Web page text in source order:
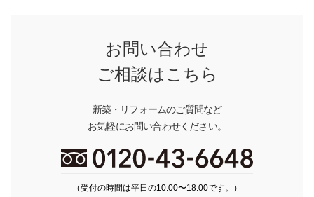
お問い合わせ
ご相談はこちら
新築・リフォームのご質問など
お気軽にお問い合わせください。
（受付の時間は平日の10:00〜18:00です。）